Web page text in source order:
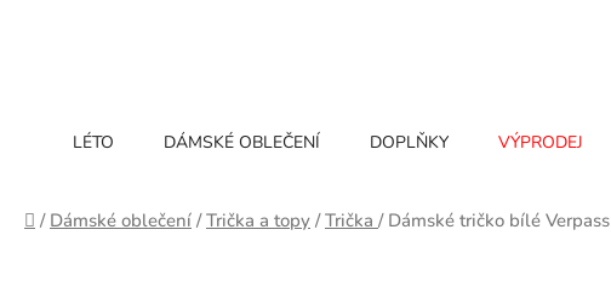
LÉTO DÁMSKÉ OBLEČENÍ DOPLŇKY VÝPRODEJ
Domů
/ Dámské oblečení / Trička a topy / Trička / Dámské tričko bílé Verpass